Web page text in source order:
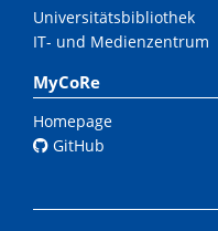
Universitätsbibliothek
IT- und Medienzentrum
MyCoRe
Homepage
GitHub